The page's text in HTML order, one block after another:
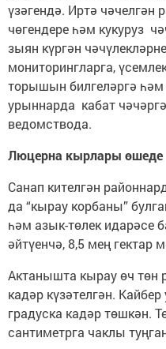
үзәгендә. Иртә чәчелгән
чөгендере һәм кукуруз
зыян күргән
мониторингларга,
торышын билгеләргә һәм
урыннарда кабат
ведомствода.
Люцерна кырлары өшеде
Санап кителгән
да “кырау корбаны”
һәм азык-төлек
әйтүенчә, 8,5 мең гектар
Актанышта кырау өч төн
кадәр күзәтелгән.
градуска кадәр төшкән.
сантиметрга чаклы